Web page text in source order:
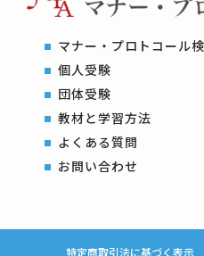
マナー・プロトコール
個人受験
団体受験
教材と学習方法
よくある質問
お問い合わせ
特定商取引法に基づく表示